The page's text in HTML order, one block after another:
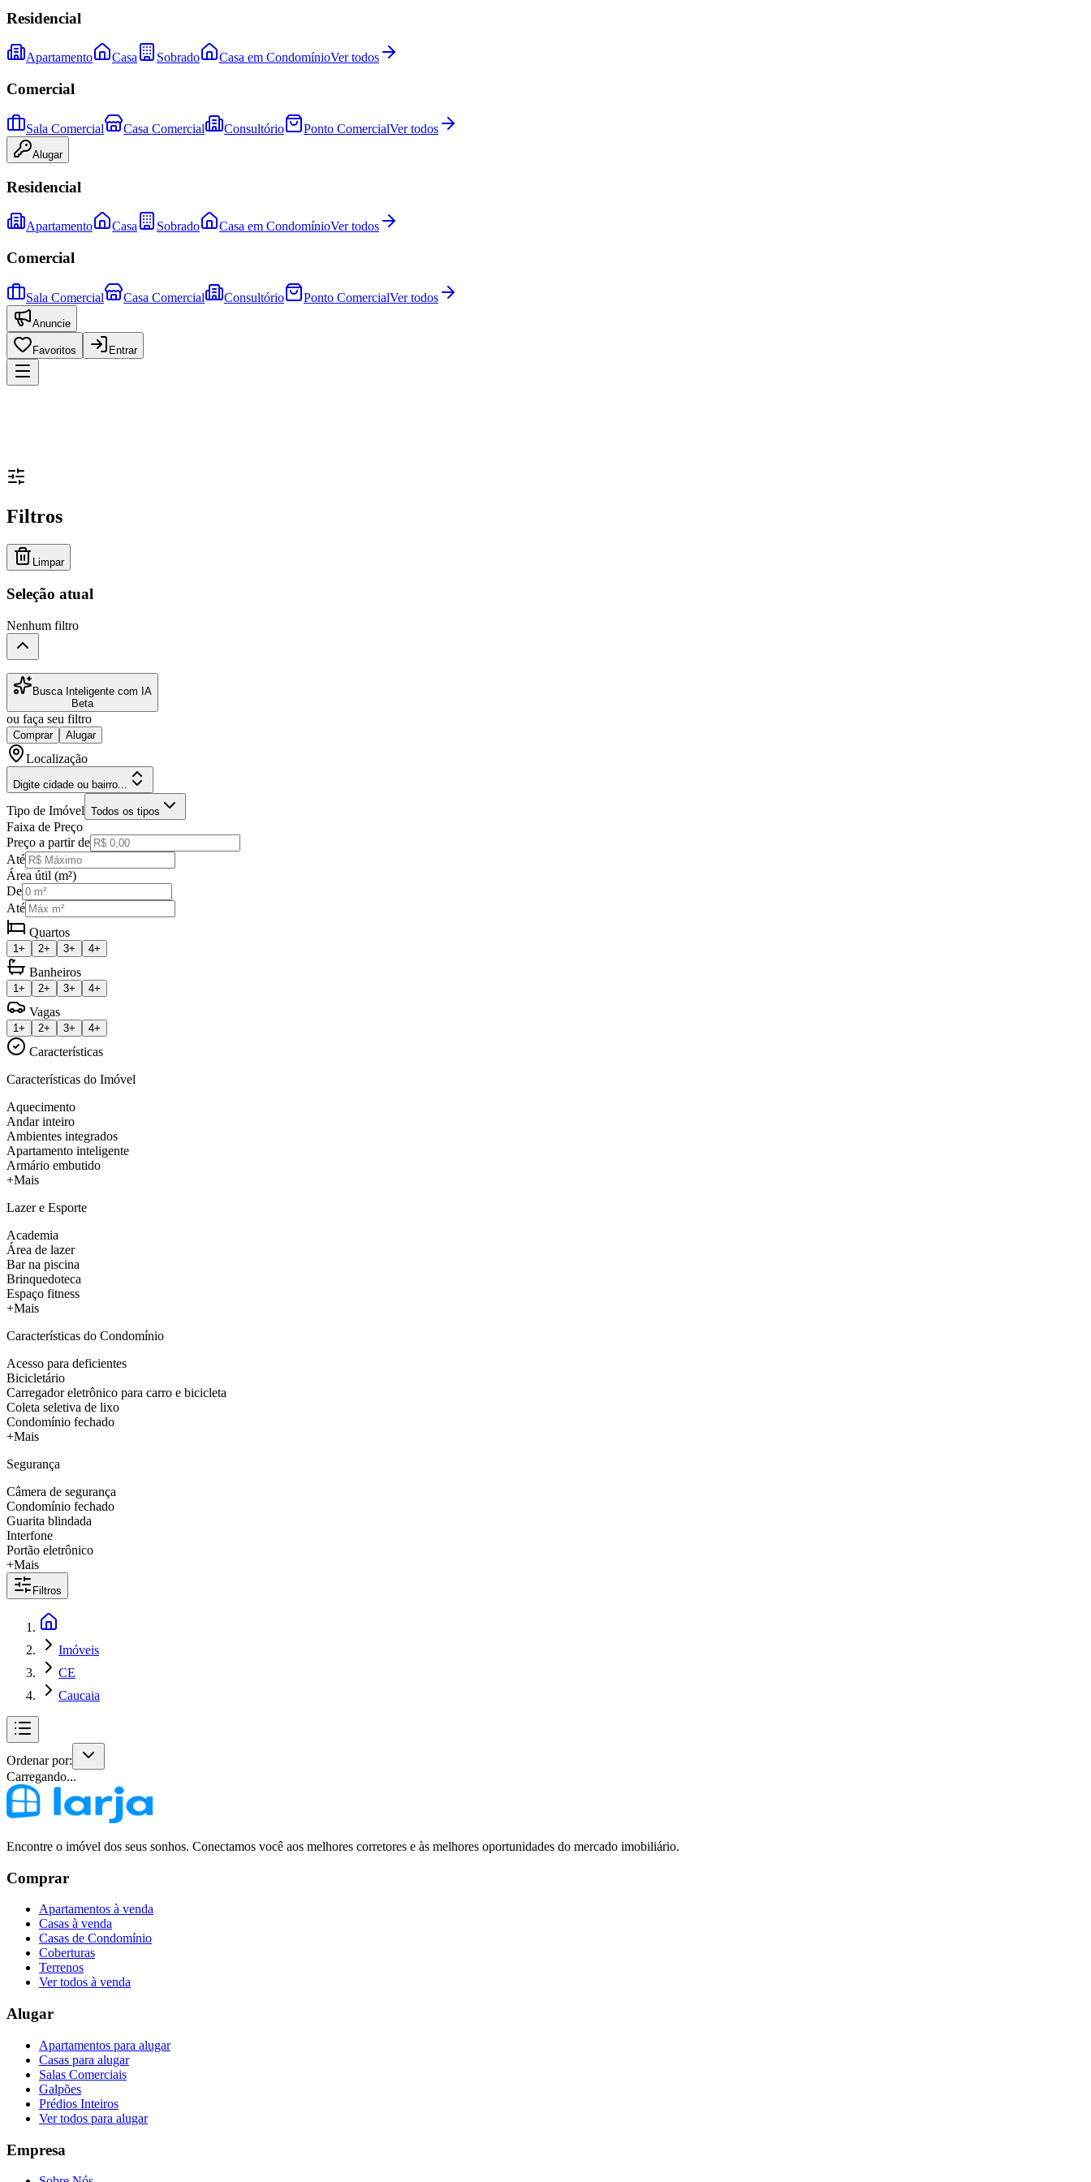
Residencial
Apartamento Casa Sobrado Casa em CondomínioVer todos
Comercial
Sala Comercial Casa Comercial Consultório Ponto ComercialVer todos
Alugar
Residencial
Apartamento Casa Sobrado Casa em CondomínioVer todos
Comercial
Sala Comercial Casa Comercial Consultório Ponto ComercialVer todos
Anuncie
Favoritos Entrar
Filtros
Limpar
Seleção atual
Nenhum filtro
Busca Inteligente com IA
Beta
ou faça seu filtro
Comprar Alugar
Localização
Digite cidade ou bairro...
Tipo de Imóvel Todos os tipos
Faixa de Preço
Preço a partir de
Até
Área útil (m²)
De
Até
Quartos
1+ 2+ 3+ 4+
Banheiros
1+ 2+ 3+ 4+
Vagas
1+ 2+ 3+ 4+
Características
Características do Imóvel
Aquecimento
Andar inteiro
Ambientes integrados
Apartamento inteligente
Armário embutido
+Mais
Lazer e Esporte
Academia
Área de lazer
Bar na piscina
Brinquedoteca
Espaço fitness
+Mais
Características do Condomínio
Acesso para deficientes
Bicicletário
Carregador eletrônico para carro e bicicleta
Coleta seletiva de lixo
Condomínio fechado
+Mais
Segurança
Câmera de segurança
Condomínio fechado
Guarita blindada
Interfone
Portão eletrônico
+Mais
Filtros
Imóveis
CE
Caucaia
Ordenar por:
Carregando...
Encontre o imóvel dos seus sonhos. Conectamos você aos melhores corretores e às melhores oportunidades do mercado imobiliário.
Comprar
Apartamentos à venda
Casas à venda
Casas de Condomínio
Coberturas
Terrenos
Ver todos à venda
Alugar
Apartamentos para alugar
Casas para alugar
Salas Comerciais
Galpões
Prédios Inteiros
Ver todos para alugar
Empresa